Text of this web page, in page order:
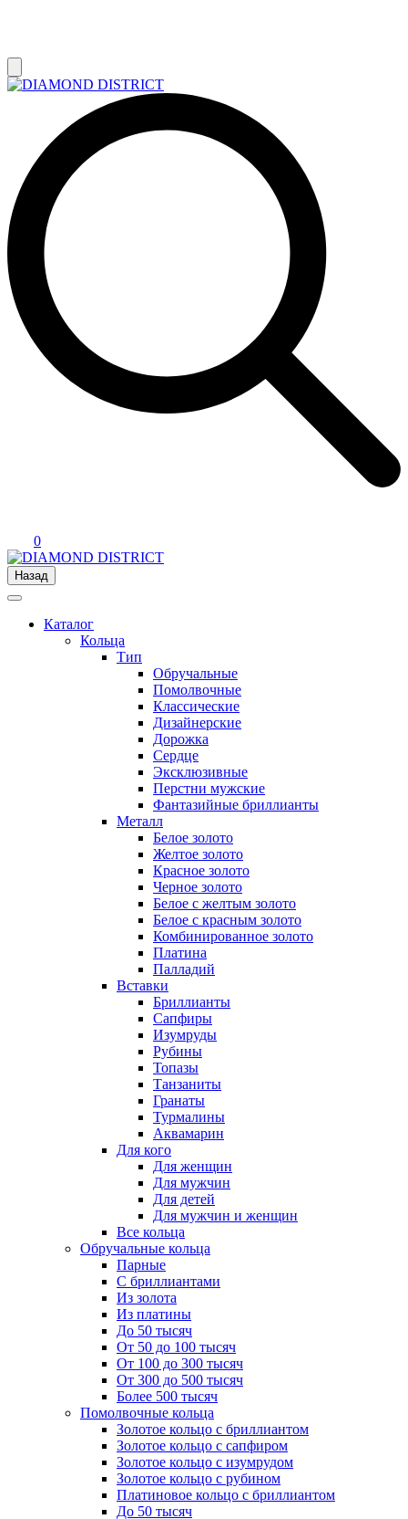
0
Назад
Каталог
Кольца
Тип
Обручальные
Помолвочные
Классические
Дизайнерские
Дорожка
Сердце
Эксклюзивные
Перстни мужские
Фантазийные бриллианты
Металл
Белое золото
Желтое золото
Красное золото
Черное золото
Белое с желтым золото
Белое с красным золото
Комбинированное золото
Платина
Палладий
Вставки
Бриллианты
Сапфиры
Изумруды
Рубины
Топазы
Танзаниты
Гранаты
Турмалины
Аквамарин
Для кого
Для женщин
Для мужчин
Для детей
Для мужчин и женщин
Все кольца
Обручальные кольца
Парные
С бриллиантами
Из золота
Из платины
До 50 тысяч
От 50 до 100 тысяч
От 100 до 300 тысяч
От 300 до 500 тысяч
Более 500 тысяч
Помолвочные кольца
Золотое кольцо с бриллиантом
Золотое кольцо с сапфиром
Золотое кольцо с изумрудом
Золотое кольцо с рубином
Платиновое кольцо с бриллиантом
До 50 тысяч